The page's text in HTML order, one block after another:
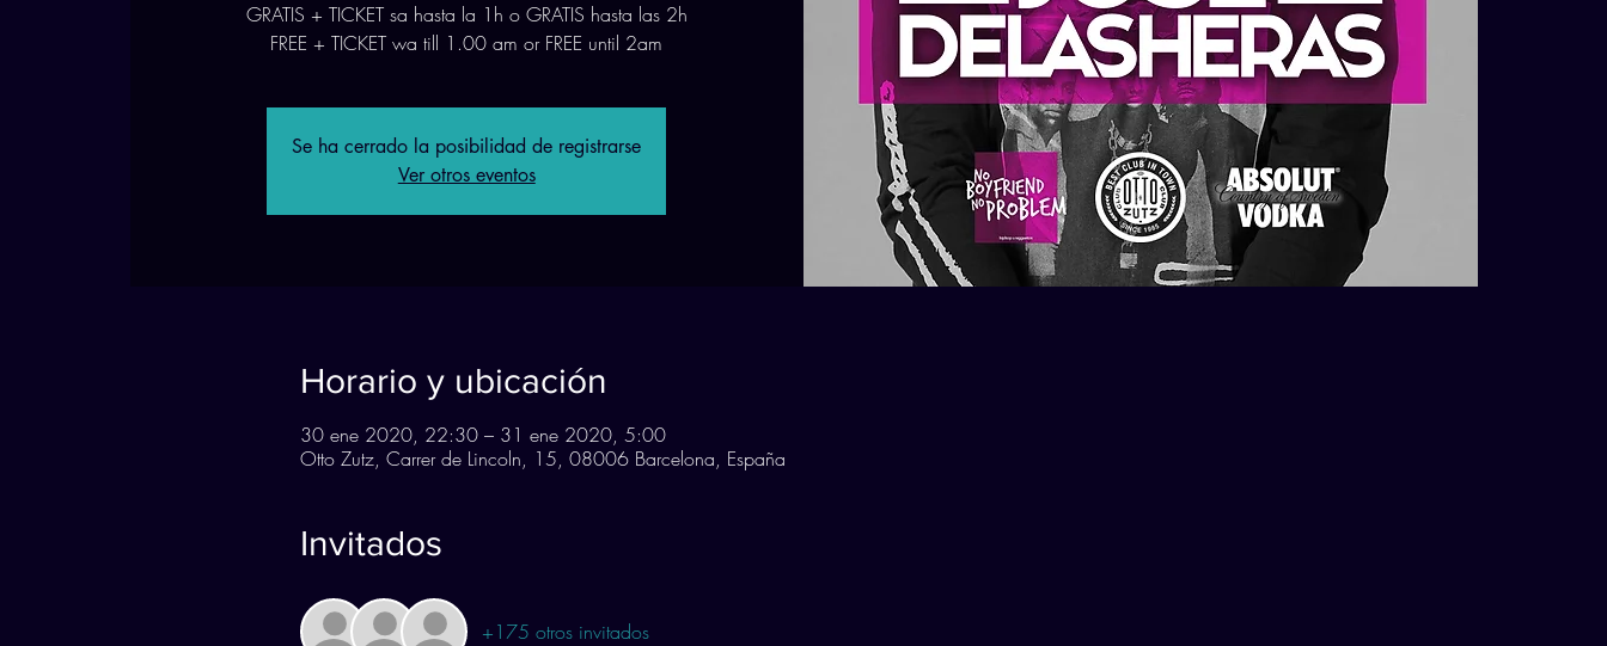
GRATIS + TICKET sa hasta la 1h o GRATIS hasta las 2h
FREE + TICKET wa till 1.00 am or FREE until 2am
Se ha cerrado la posibilidad de registrarse
Ver otros eventos
Horario y ubicación
30 ene 2020, 22:30 – 31 ene 2020, 5:00
Otto Zutz, Carrer de Lincoln, 15, 08006 Barcelona, España
Invitados
+175 otros invitados